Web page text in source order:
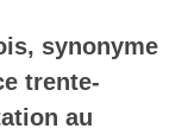
synonyme
trente-
au